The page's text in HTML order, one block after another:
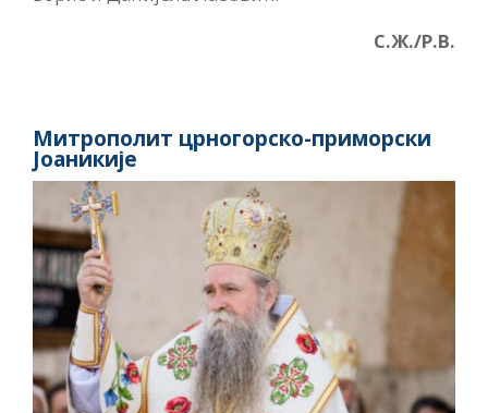
С.Ж./Р.В.
Митрополит црногорско-приморски
Јоаникије